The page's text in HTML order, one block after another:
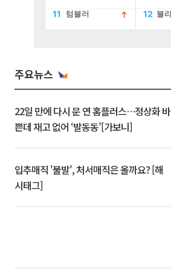
주요뉴스
22일 만에 다시 문 연 홈플러스…정상화 바
쁜데 재고 없어 ‘발동동’[가보니]
입추매직 '불발', 처서매직은 올까요? [해
시태그]